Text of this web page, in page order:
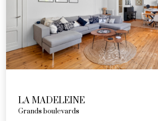
LA MADELEINE
Grands boulevards